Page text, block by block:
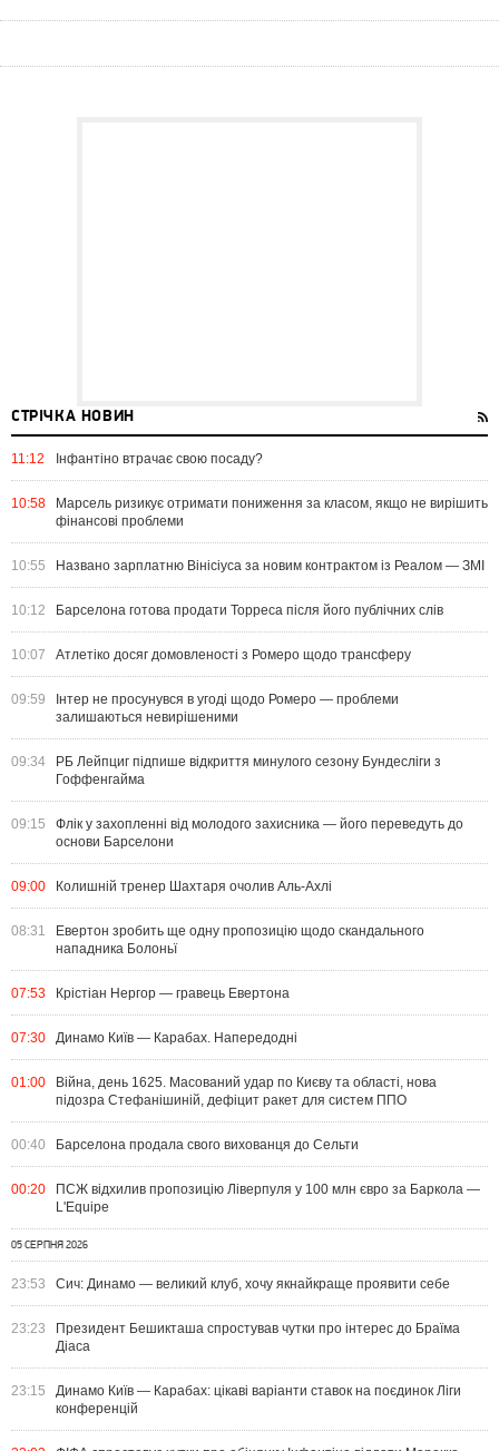
СТРІЧКА НОВИН
11:12 Інфантіно втрачає свою посаду?
10:58
Марсель ризикує отримати пониження за класом, якщо не вирішить
фінансові проблеми
10:55 Названо зарплатню Вінісіуса за новим контрактом із Реалом — ЗМІ
10:12 Барселона готова продати Торреса після його публічних слів
10:07 Атлетіко досяг домовленості з Ромеро щодо трансферу
09:59
Інтер не просунувся в угоді щодо Ромеро — проблеми
залишаються невирішеними
09:34
РБ Лейпциг підпише відкриття минулого сезону Бундесліги з
Гоффенгайма
09:15
Флік у захопленні від молодого захисника — його переведуть до
основи Барселони
09:00 Колишній тренер Шахтаря очолив Аль-Ахлі
08:31
Евертон зробить ще одну пропозицію щодо скандального
нападника Болоньї
07:53 Крістіан Нергор — гравець Евертона
07:30 Динамо Київ — Карабах. Напередодні
01:00
Війна, день 1625. Масований удар по Києву та області, нова
підозра Стефанішиній, дефіцит ракет для систем ППО
00:40 Барселона продала свого вихованця до Сельти
00:20
ПСЖ відхилив пропозицію Ліверпуля у 100 млн євро за Баркола —
L'Equipe
05 СЕРПНЯ 2026
23:53 Сич: Динамо — великий клуб, хочу якнайкраще проявити себе
23:23
Президент Бешикташа спростував чутки про інтерес до Браїма
Діаса
23:15
Динамо Київ — Карабах: цікаві варіанти ставок на поєдинок Ліги
конференцій